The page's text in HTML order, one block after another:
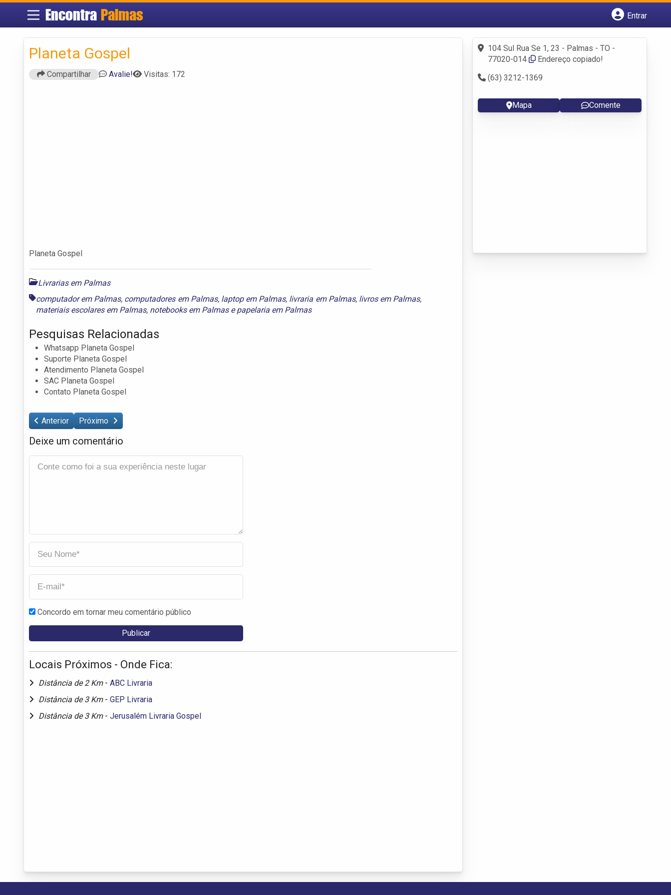
Encontra Palmas
Entrar
Fazer login
Criar conta
Planeta Gospel
Compartilhar Avalie! Visitas: 172
Planeta Gospel
Livrarias em Palmas
computador em Palmas, computadores em Palmas, laptop em Palmas, livraria em Palmas, livros em Palmas,
materiais escolares em Palmas, notebooks em Palmasepapelaria em Palmas
Pesquisas Relacionadas
Whatsapp Planeta Gospel
Suporte Planeta Gospel
Atendimento Planeta Gospel
SAC Planeta Gospel
Contato Planeta Gospel
Anterior Próximo
Deixe um comentário
Concordo em tornar meu comentário público
Locais Próximos - Onde Fica:
Distância de 2 Km - ABC Livraria
Distância de 3 Km - GEP Livraria
Distância de 3 Km - Jerusalém Livraria Gospel
104 Sul Rua Se 1, 23 - Palmas - TO -
77020-014
Endereço copiado!
(63) 3212-1369
Mapa Comente